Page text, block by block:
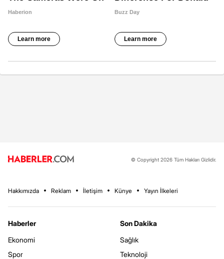
© Copyright 2026 Tüm Hakları Gizlidir.
Hakkımızda Reklam İletişim Künye Yayın İlkeleri
Haberler
Ekonomi
Spor
Son Dakika
Sağlık
Teknoloji